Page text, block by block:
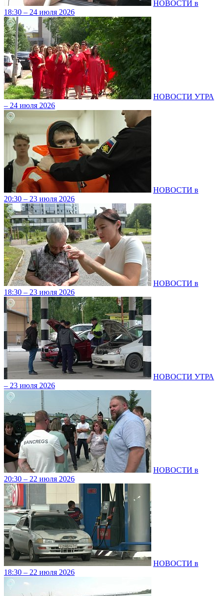
НОВОСТИ в
18:30 – 24 июля 2026
НОВОСТИ УТРА
– 24 июля 2026
НОВОСТИ в
20:30 – 23 июля 2026
НОВОСТИ в
18:30 – 23 июля 2026
НОВОСТИ УТРА
– 23 июля 2026
НОВОСТИ в
20:30 – 22 июля 2026
НОВОСТИ в
18:30 – 22 июля 2026